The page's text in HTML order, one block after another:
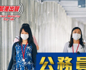
隱
政
策
及
免
責